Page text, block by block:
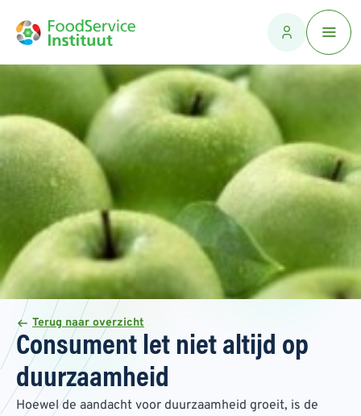
Terug naar overzicht
Consument let niet altijd op
duurzaamheid
Hoewel de aandacht voor duurzaamheid groeit, is de